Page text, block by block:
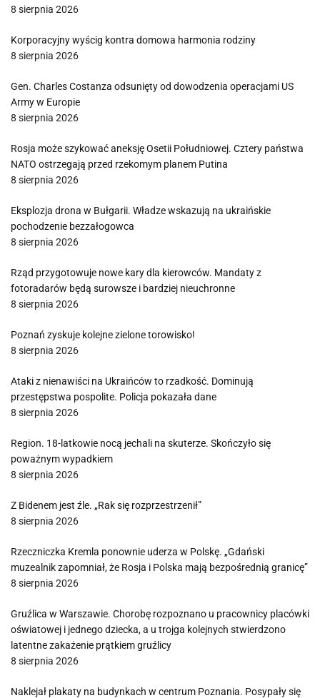
8 sierpnia 2026
Korporacyjny wyścig kontra domowa harmonia rodziny
8 sierpnia 2026
Gen. Charles Costanza odsunięty od dowodzenia operacjami US
Army w Europie
8 sierpnia 2026
Rosja może szykować aneksję Osetii Południowej. Cztery państwa
NATO ostrzegają przed rzekomym planem Putina
8 sierpnia 2026
Eksplozja drona w Bułgarii. Władze wskazują na ukraińskie
pochodzenie bezzałogowca
8 sierpnia 2026
Rząd przygotowuje nowe kary dla kierowców. Mandaty z
fotoradarów będą surowsze i bardziej nieuchronne
8 sierpnia 2026
Poznań zyskuje kolejne zielone torowisko!
8 sierpnia 2026
Ataki z nienawiści na Ukraińców to rzadkość. Dominują
przestępstwa pospolite. Policja pokazała dane
8 sierpnia 2026
Region. 18-latkowie nocą jechali na skuterze. Skończyło się
poważnym wypadkiem
8 sierpnia 2026
Z Bidenem jest źle. „Rak się rozprzestrzenił”
8 sierpnia 2026
Rzeczniczka Kremla ponownie uderza w Polskę. „Gdański
muzealnik zapomniał, że Rosja i Polska mają bezpośrednią granicę”
8 sierpnia 2026
Gruźlica w Warszawie. Chorobę rozpoznano u pracownicy placówki
oświatowej i jednego dziecka, a u trojga kolejnych stwierdzono
latentne zakażenie prątkiem gruźlicy
8 sierpnia 2026
Naklejał plakaty na budynkach w centrum Poznania. Posypały się